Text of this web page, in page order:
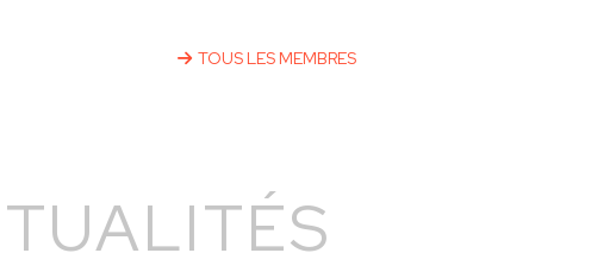
TOUS LES MEMBRES